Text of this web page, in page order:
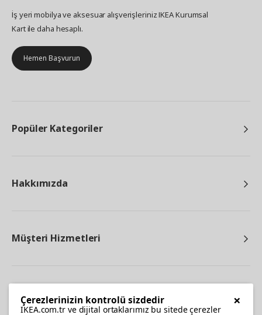
İş yeri mobilya ve aksesuar alışverişleriniz IKEA Kurumsal
Kart ile daha hesaplı.
Hemen Başvurun
Popüler Kategoriler
Hakkımızda
Müşteri Hizmetleri
×
Çerezlerinizin kontrolü sizdedir
IKEA.com.tr ve dijital ortaklarımız bu sitede çerezler